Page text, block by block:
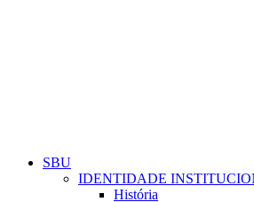
SBU
IDENTIDADE
História